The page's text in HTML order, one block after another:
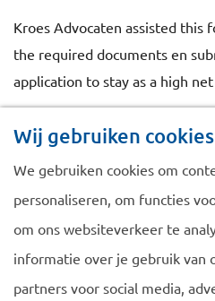
Kroes Advocaten assisted this
the required documents en
application to stay as a high
– EU Blue Card
– WTO work permit
Wij gebruiken cookies
We gebruiken cookies om
personaliseren, om functies
om ons websiteverkeer te
informatie over je gebruik van
partners voor social media,